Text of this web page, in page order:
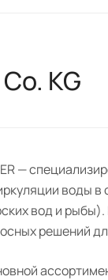
KG
—
воды в
вод и
решений